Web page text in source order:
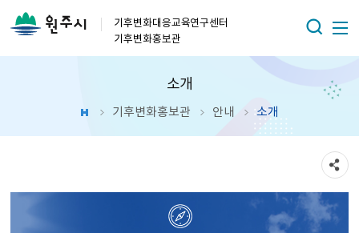
기후변화대응교육연구센터
기후변화홍보관
소개
기후변화홍보관 안내 소개